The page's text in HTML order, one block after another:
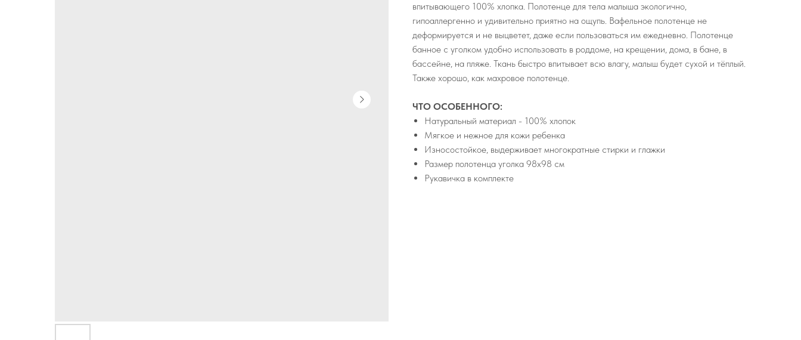
впитывающего 100% хлопка. Полотенце для тела малыша экологично,
гипоаллергенно и удивительно приятно на ощупь. Вафельное полотенце не
деформируется и не выцветет, даже если пользоваться им ежедневно. Полотенце
банное с уголком удобно использовать в роддоме, на крещении, дома, в бане, в
бассейне, на пляже. Ткань быстро впитывает всю влагу, малыш будет сухой и тёплый.
Также хорошо, как махровое полотенце.
ЧТО ОСОБЕННОГО:
Натуральный материал - 100% хлопок
Мягкое и нежное для кожи ребенка
Износостойкое, выдерживает многократные стирки и глажки
Размер полотенца уголка 98х98 см
Рукавичка в комплекте